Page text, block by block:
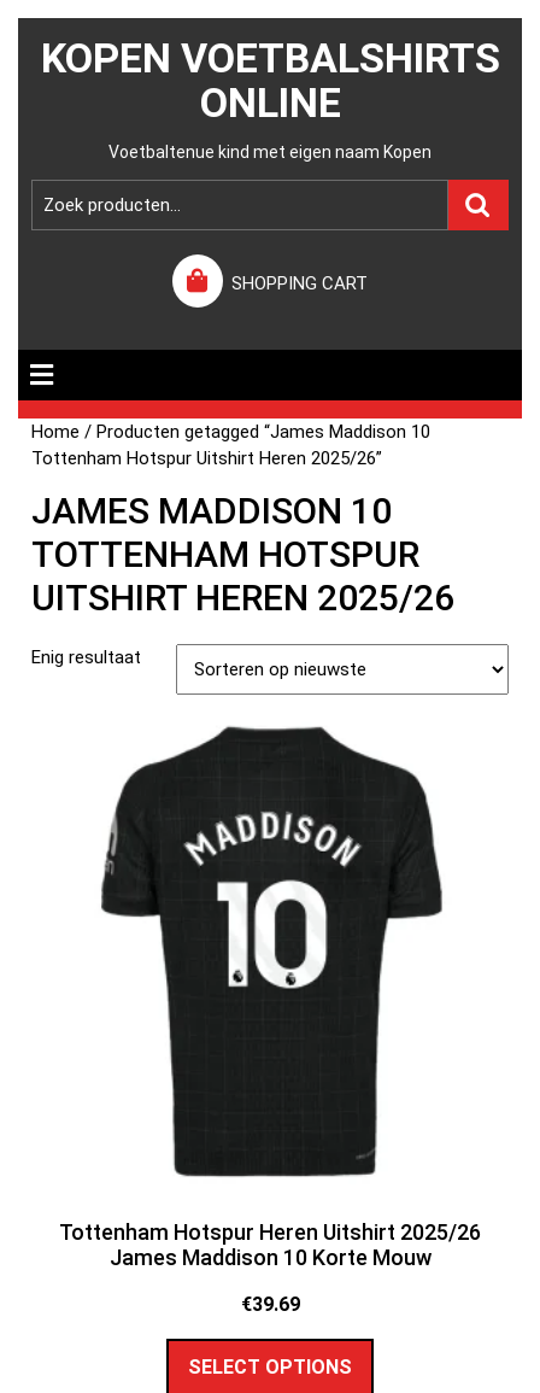
KOPEN VOETBALSHIRTS
ONLINE
Voetbaltenue kind met eigen naam Kopen
SHOPPING CART
Home / Producten getagged “James Maddison 10
Tottenham Hotspur Uitshirt Heren 2025/26”
JAMES MADDISON 10
TOTTENHAM HOTSPUR
UITSHIRT HEREN 2025/26
Enig resultaat
Tottenham Hotspur Heren Uitshirt 2025/26
James Maddison 10 Korte Mouw
€39.69
SELECT OPTIONS